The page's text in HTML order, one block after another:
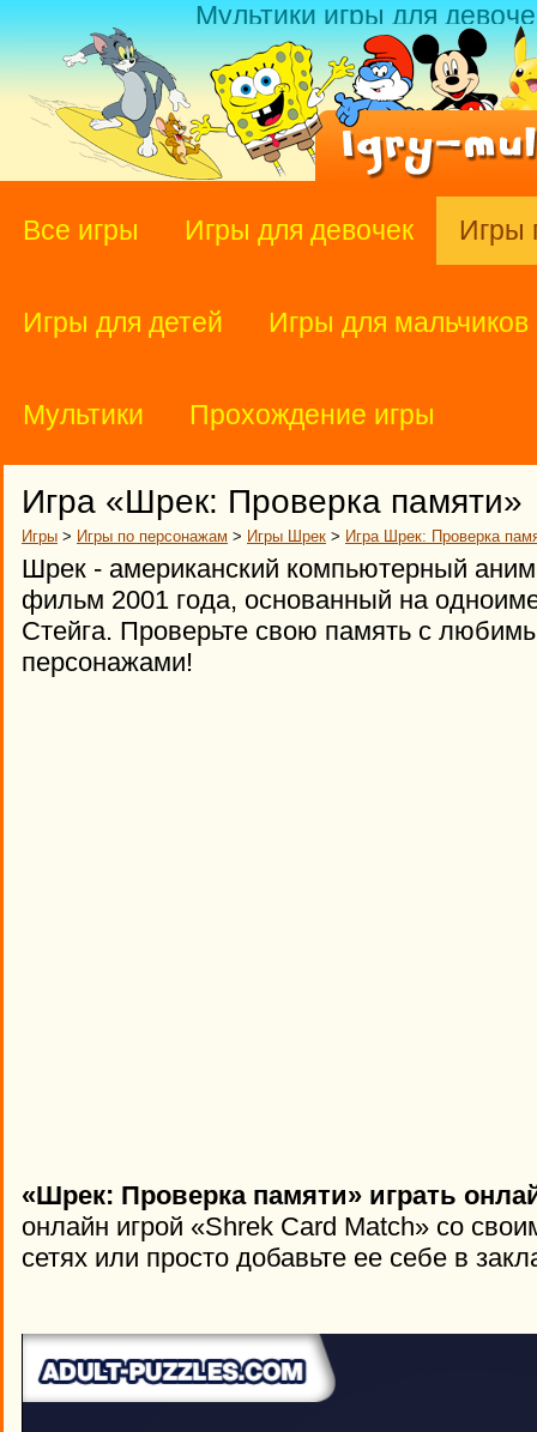
Мультики игры для
Все игры Игры для девочек Игры
Игры для детей Игры для мальчиков
Мультики Прохождение игры
Игра «Шрек: Проверка памяти»
Игры > Игры по персонажам > Игры Шрек > Игра Шрек: Проверка
Шрек - американский компьютерный
фильм 2001 года, основанный на
Стейга. Проверьте свою память с
персонажами!
«Шрек: Проверка памяти» играть
онлайн игрой «Shrek Card Match» со
сетях или просто добавьте ее себе в